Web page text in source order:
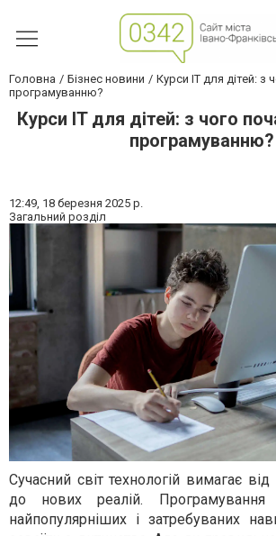
Головна Бізнес новини
Курси IT для дітей: з
програмуванню?
Курси IT для дітей: з чого
програмуванню?
12:49, 18 березня 2025 р.
Загальний розділ
Сучасний світ технологій вимагає
до нових реалій.
найпопулярніших і затребуваних